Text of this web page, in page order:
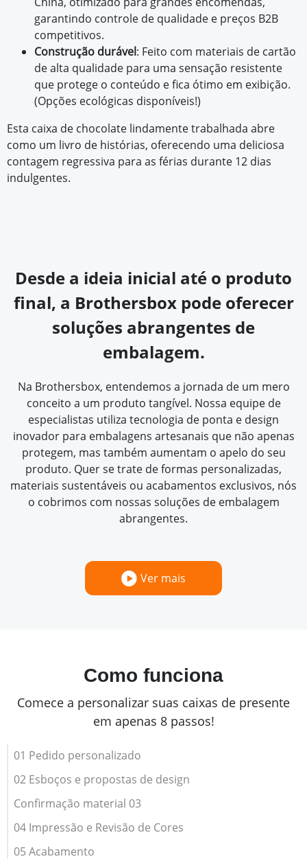
garantindo controle de qualidade e preços B2B
competitivos.
Construção durável: Feito com materiais de cartão
de alta qualidade para uma sensação resistente
que protege o conteúdo e fica ótimo em exibição.
(Opções ecológicas disponíveis!)
Esta caixa de chocolate lindamente trabalhada abre
como um livro de histórias, oferecendo uma deliciosa
contagem regressiva para as férias durante 12 dias
indulgentes.
Desde a ideia inicial até o produto
final, a Brothersbox pode oferecer
soluções abrangentes de
embalagem.
Na Brothersbox, entendemos a jornada de um mero
conceito a um produto tangível. Nossa equipe de
especialistas utiliza tecnologia de ponta e design
inovador para embalagens artesanais que não apenas
protegem, mas também aumentam o apelo do seu
produto. Quer se trate de formas personalizadas,
materiais sustentáveis ou acabamentos exclusivos, nós
o cobrimos com nossas soluções de embalagem
abrangentes.
Ver mais
Como funciona
Comece a personalizar suas caixas de presente
em apenas 8 passos!
01 Pedido personalizado
02 Esboços e propostas de design
Confirmação material 03
04 Impressão e Revisão de Cores
05 Acabamento